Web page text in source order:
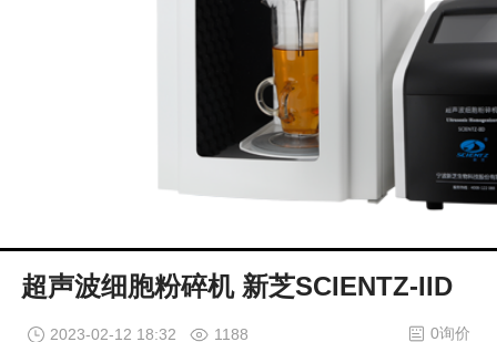
超声波细胞粉碎机 新芝SCIENTZ-IID
2023-02-12 18:32 1188 0询价